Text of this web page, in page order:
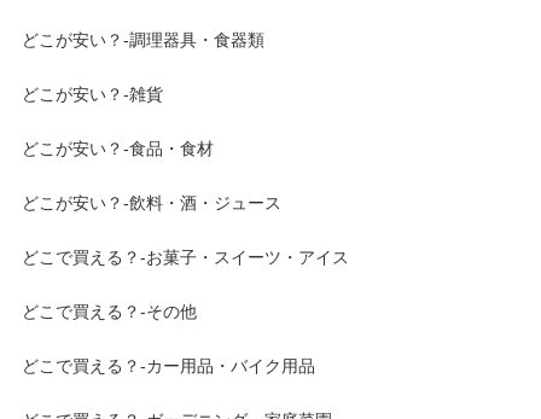
どこが安い？-調理器具・食器類
どこが安い？-雑貨
どこが安い？-食品・食材
どこが安い？-飲料・酒・ジュース
どこで買える？-お菓子・スイーツ・アイス
どこで買える？-その他
どこで買える？-カー用品・バイク用品